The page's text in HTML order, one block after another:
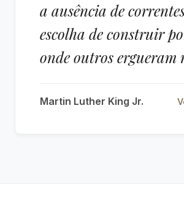
a ausência de
escolha de construir
onde outros ergueram
Martin Luther King Jr.